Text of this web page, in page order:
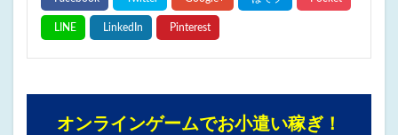
オンラインゲームでお小遣い稼ぎ！